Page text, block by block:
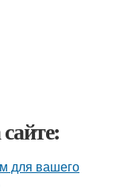
для вашего